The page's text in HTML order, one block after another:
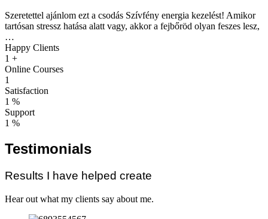
Szeretettel ajánlom ezt a csodás Szívfény energia kezelést! Amikor
tartósan stressz hatása alatt vagy, akkor a fejbőröd olyan feszes lesz,
…
Happy Clients
1 +
Online Courses
1
Satisfaction
1 %
Support
1 %
Testimonials
Results I have helped create
Hear out what my clients say about me.